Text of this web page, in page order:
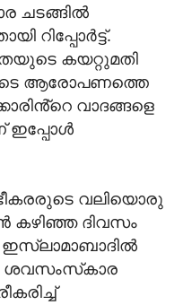
ചടങ്ങിൽ
റിപ്പോർട്ട്.
കയറ്റുമതി
ആരോപണത്തെ
വാദങ്ങളെ
ഇപ്പോൾ
വലിയൊരു
കഴിഞ്ഞ ദിവസം
ഇസ്ലാമാബാദിൽ
ശവസംസ്‌കാര